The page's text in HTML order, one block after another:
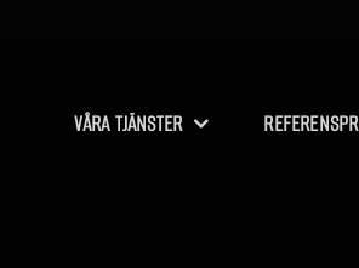
VÅRA TJÄNSTER